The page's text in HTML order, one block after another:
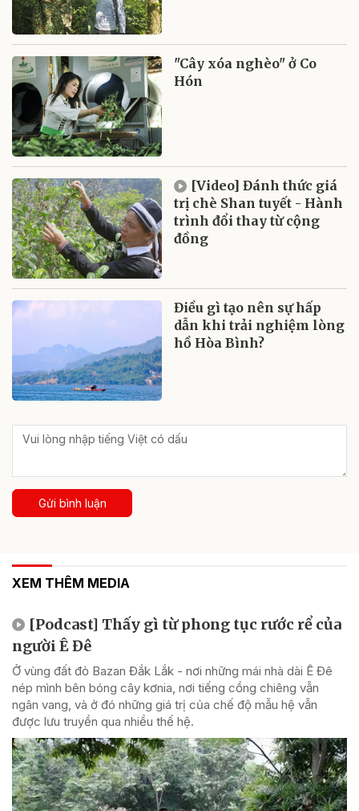
"Cây xóa nghèo" ở Co
Hón
[Video] Đánh thức giá
trị chè Shan tuyết - Hành
trình đổi thay từ cộng
đồng
Điều gì tạo nên sự hấp
dẫn khi trải nghiệm lòng
hồ Hòa Bình?
Gửi bình luận
XEM THÊM MEDIA
[Podcast] Thấy gì từ phong tục rước rể của
người Ê Đê
Ở vùng đất đỏ Bazan Đắk Lắk - nơi những mái nhà dài Ê Đê
nép mình bên bóng cây kơnia, nơi tiếng cồng chiêng vẫn
ngân vang, và ở đó những giá trị của chế độ mẫu hệ vẫn
được lưu truyền qua nhiều thế hệ.